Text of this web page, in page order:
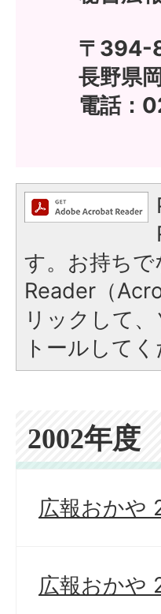
〒394-
長野県
電話：
す。お持ち
Reader（
リックして
トールしてく
2002年度
広報おかや
広報おかや